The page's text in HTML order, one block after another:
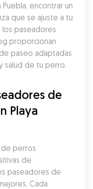
encontrar un
que se ajuste a tu
paseadores
proporcionan
paseo adaptadas
salud de tu perro.
de
Playa
de perros
de
paseadores de
Cada